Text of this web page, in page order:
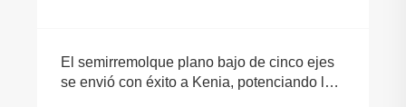
El semirremolque plano bajo de cinco ejes
se envió con éxito a Kenia, potenciando la